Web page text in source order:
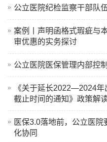
公立医院纪检监察干部队
案例丨声明函格式瑕疵与
审优惠的实务探讨
公立医院医保管理内部控
《关于延长2022—2024
截止时间的通知》政策解
医保3.0落地前，公立医
化协同